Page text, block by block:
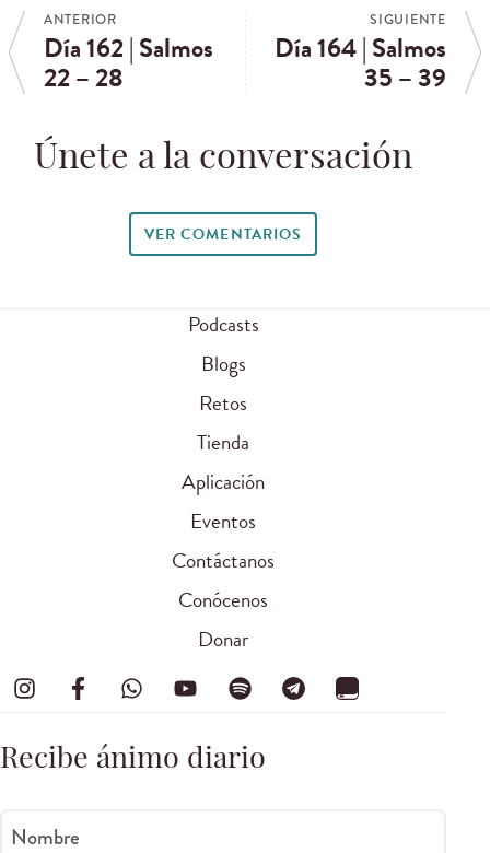
ANTERIOR
Día 162 | Salmos
22 – 28
SIGUIENTE
Día 164 | Salmos
35 – 39
Únete a la conversación
VER COMENTARIOS
Podcasts
Blogs
Retos
Tienda
Aplicación
Eventos
Contáctanos
Conócenos
Donar
Recibe ánimo diario
Nombre